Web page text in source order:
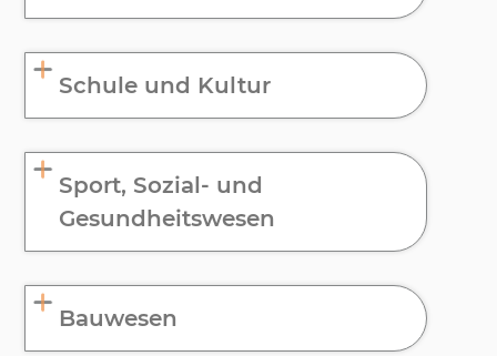
Schule und Kultur
Sport, Sozial- und
Gesundheitswesen
Bauwesen